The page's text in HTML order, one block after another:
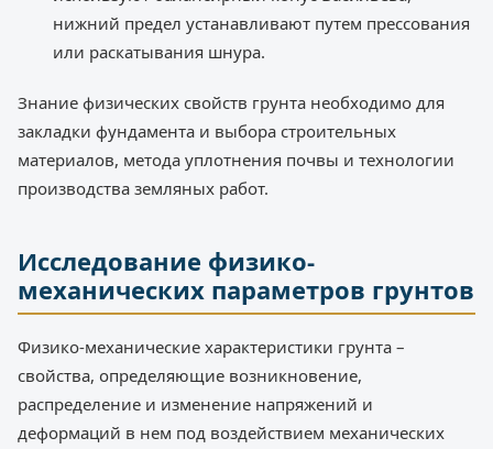
нижний предел устанавливают путем прессования
или раскатывания шнура.
Знание физических свойств грунта необходимо для
закладки фундамента и выбора строительных
материалов, метода уплотнения почвы и технологии
производства земляных работ.
Исследование физико-
механических параметров грунтов
Физико-механические характеристики грунта –
свойства, определяющие возникновение,
распределение и изменение напряжений и
деформаций в нем под воздействием механических